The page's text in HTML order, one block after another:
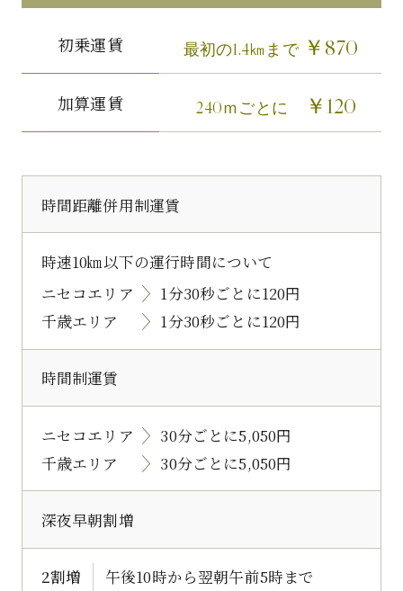
初乗運賃 最初の1.4㎞まで ￥870
加算運賃 240ｍごとに ￥120
時間距離併用制運賃
時速10㎞以下の運行時間について
ニセコエリア
1分30秒ごとに120円
千歳エリア
1分30秒ごとに120円
時間制運賃
ニセコエリア
30分ごとに5,050円
千歳エリア
30分ごとに5,050円
深夜早朝割増
2割増 午後10時から翌朝午前5時まで